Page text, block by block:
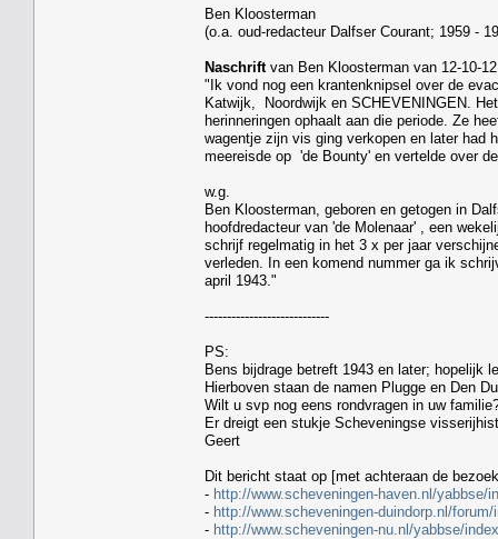
Ben Kloosterman
(o.a. oud-redacteur Dalfser Courant; 1959 -
Naschriftvan Ben Kloosterman van 12-10-
"Ik vond nog een krantenknipsel over de
Katwijk, Noordwijk en SCHEVENINGEN.
herinneringen ophaalt aan die periode. Ze
wagentje zijn vis ging verkopen en later had
meereisde op 'de Bounty' en vertelde over
w.g.
Ben Kloosterman, geboren en getogen in
hoofdredacteur van 'de Molenaar' , een
schrijf regelmatig in het 3 x per jaar
verleden. In een komend nummer ga ik
april 1943."
----------------------------
PS:
Bens bijdrage betreft 1943 en later; hopelijk
Hierboven staan de namen Plugge en Den
Wilt u svp nog eens rondvragen in uw
Er dreigt een stukje Scheveningse
Geert
Dit bericht staat op [met achteraan de
- http://www.scheveningen-haven.nl/yabbse/
- http://www.scheveningen-duindorp.nl/
- http://www.scheveningen-nu.nl/yabbse/